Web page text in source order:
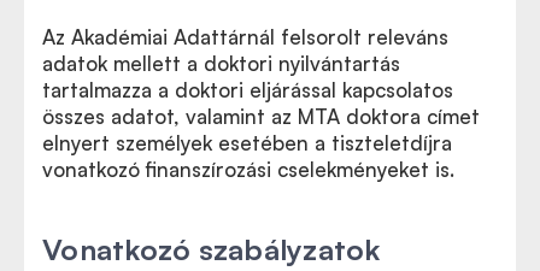
Az Akadémiai Adattárnál felsorolt releváns
adatok mellett a doktori nyilvántartás
tartalmazza a doktori eljárással kapcsolatos
összes adatot, valamint az MTA doktora címet
elnyert személyek esetében a tiszteletdíjra
vonatkozó finanszírozási cselekményeket is.
Vonatkozó szabályzatok